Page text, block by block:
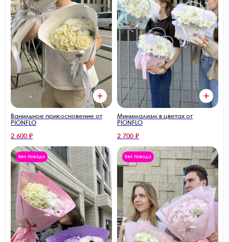
Ванильное прикосновение от
PIONFLO
2 600 ₽
Минимализм в цветах от
PIONFLO
2 700 ₽
Без повода Без повода